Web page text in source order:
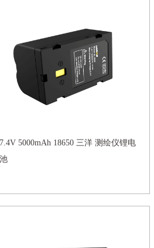
7.4V 5000mAh 18650 三洋 测绘仪锂电
池